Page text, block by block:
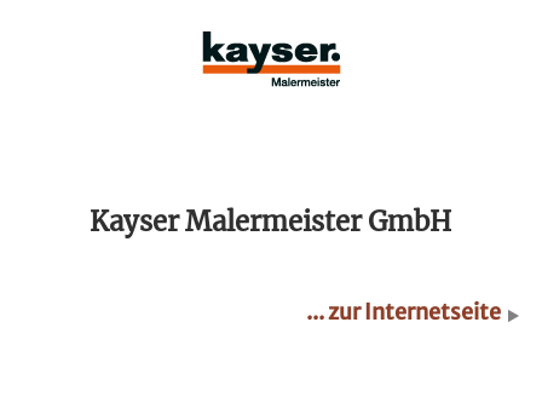
Kayser Malermeister GmbH
... zur Internetseite